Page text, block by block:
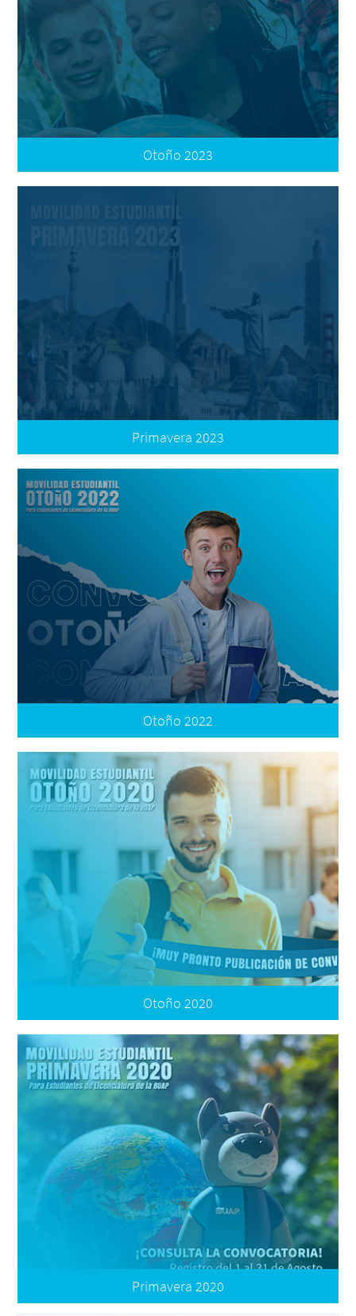
Plataforma de Movilidad | Registro de Postulación
Preguntas Frecuentes
Tutorial: Documentos
Tutorial: Registro
Resultados
Convocatoria Apoyo Complementario
Convocatoria Internacional
Términos de Participación
Plataforma de Movilidad | Registro de Postulación
Preguntas Frecuentes
Convocatoria Apoyo Complementario
Otoño 2023
Convocatoria Internacional
Oferta Internacional
Convocatoria Nacional
Términos de Participación
Plataforma de Movilidad | Registro de Postulación
Preguntas Frecuentes
Resultados
Convocatoria Apoyo Complementario
Primavera 2023
Convocatoria
Términos de Participación
Resultados
Plataforma de Movilidad | Registro
Preguntas Frecuentes
Documentos de tu Expediente
Otoño 2022
Convocatoria
Términos de Participación
Resultados
Listado de Plazas Reubicación
Oferta Nacional
Oferta Internacional
Preguntas Frecuentes
Documentos de tu Expediente
Otoño 2020
Convocatoria Clásica
Primavera 2020